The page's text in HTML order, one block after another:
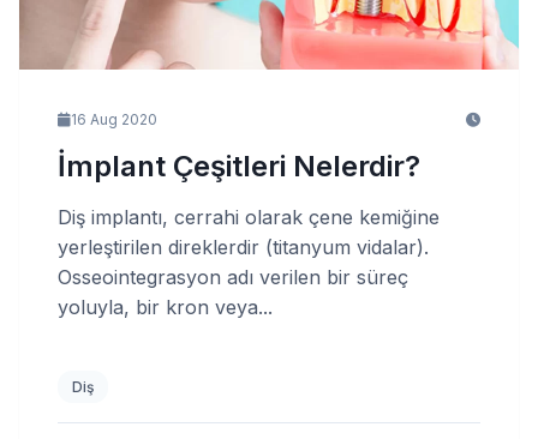
16 Aug 2020
İmplant Çeşitleri Nelerdir?
Diş implantı, cerrahi olarak çene kemiğine
yerleştirilen direklerdir (titanyum vidalar).
Osseointegrasyon adı verilen bir süreç
yoluyla, bir kron veya...
Diş